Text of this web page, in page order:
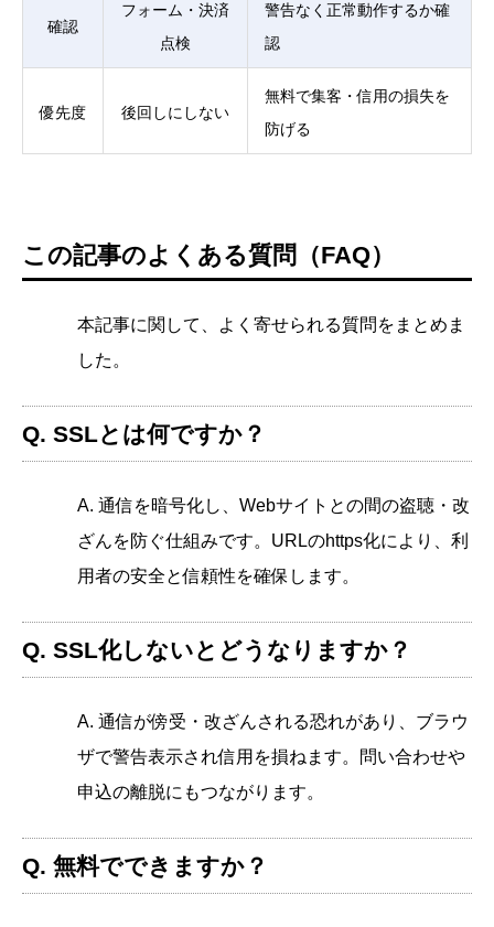
確認
フォーム・決済
点検
警告なく正常動作するか確
認
優先度 後回しにしない
無料で集客・信用の損失を
防げる
この記事のよくある質問（FAQ）
本記事に関して、よく寄せられる質問をまとめま
した。
Q. SSLとは何ですか？
A. 通信を暗号化し、Webサイトとの間の盗聴・改
ざんを防ぐ仕組みです。URLのhttps化により、利
用者の安全と信頼性を確保します。
Q. SSL化しないとどうなりますか？
A. 通信が傍受・改ざんされる恐れがあり、ブラウ
ザで警告表示され信用を損ねます。問い合わせや
申込の離脱にもつながります。
Q. 無料でできますか？